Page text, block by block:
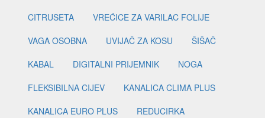
CITRUSETA
VREĆICE ZA VARILAC FOLIJE
VAGA OSOBNA
UVIJAČ ZA KOSU
ŠIŠAČ
KABAL
DIGITALNI PRIJEMNIK
NOGA
FLEKSIBILNA CIJEV
KANALICA CLIMA PLUS
KANALICA EURO PLUS
REDUCIRKA